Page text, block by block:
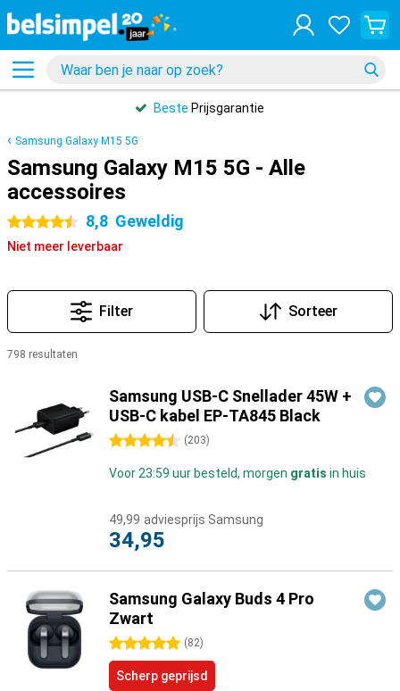
Beste Prijsgarantie
Samsung Galaxy M15 5G
Samsung Galaxy M15 5G - Alle
accessoires
4.5 sterren 8,8 Geweldig
Niet meer leverbaar
Filter Sorteer
798 resultaten
Samsung USB-C Snellader 45W +
USB-C kabel EP-TA845 Black
4.5 sterren (203)
Voor 23:59 uur besteld, morgen gratis in huis
49,99 adviesprijs Samsung
34,95
Samsung Galaxy Buds 4 Pro
Zwart
5 sterren (82)
Scherp geprijsd